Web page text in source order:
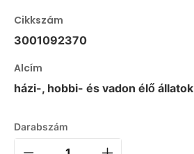
Cikkszám
3001092370
Alcím
házi-, hobbi- és vadon élő állatok
Darabszám